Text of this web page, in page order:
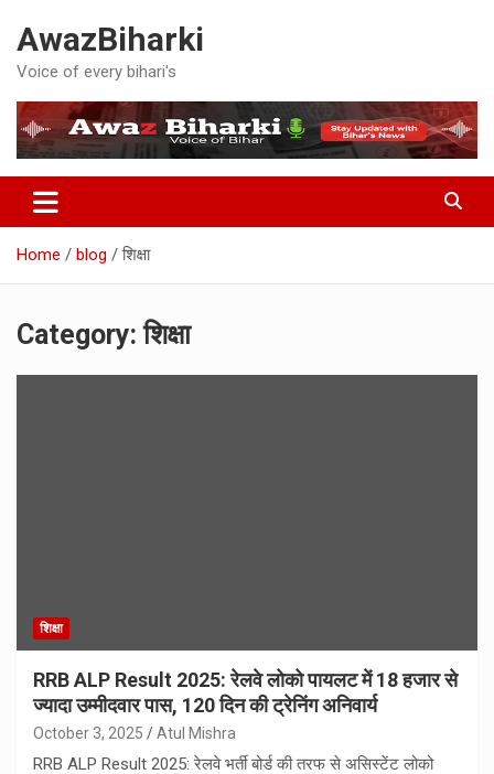
content
AwazBiharki
Voice of every bihari's
Home blog शिक्षा
Category:शिक्षा
शिक्षा
RRB ALP Result 2025: रेलवे लोको पायलट में 18 हजार से
ज्यादा उम्मीदवार पास, 120 दिन की ट्रेनिंग अनिवार्य
October 3, 2025 Atul Mishra
RRB ALP Result 2025: रेलवे भर्ती बोर्ड की तरफ से असिस्टेंट लोको